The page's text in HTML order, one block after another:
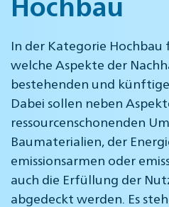
In der Kategorie
welche Aspekte der
bestehenden und
Dabei sollen neben
ressourcenschonenden
Baumaterialien, der
emissionsarmen oder
auch die Erfüllung der
abgedeckt werden. Es